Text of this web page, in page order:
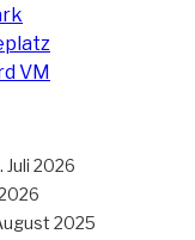
VM
Juli 2026
2025